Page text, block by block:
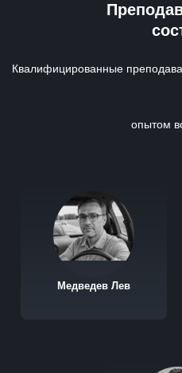
Квалифицированные
опытом
Медведев Лев